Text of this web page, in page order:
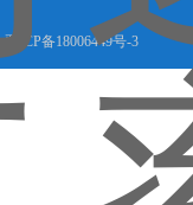
晋ICP备18006449号-3